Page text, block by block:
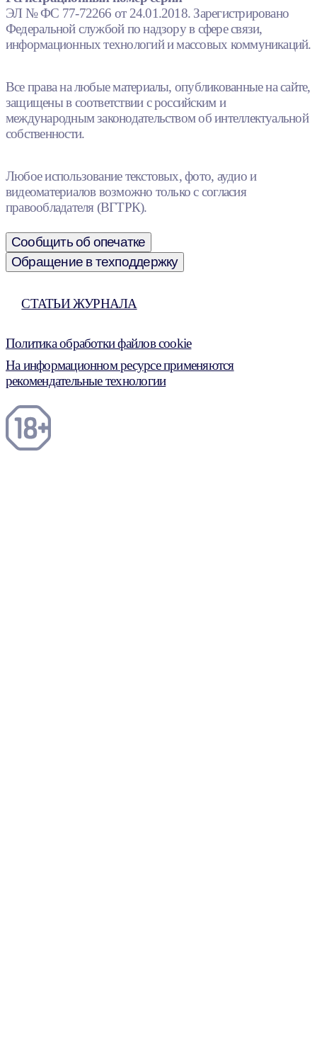
ЭЛ № ФС 77-72266 от 24.01.2018. Зарегистрировано
Федеральной службой по надзору в сфере связи,
информационных технологий и массовых коммуникаций.
Все права на любые материалы, опубликованные на сайте,
защищены в соответствии с российским и
международным законодательством об интеллектуальной
собственности.
Любое использование текстовых, фото, аудио и
видеоматериалов возможно только с согласия
правообладателя (ВГТРК).
Сообщить об опечатке
Обращение в техподдержку
СТАТЬИ ЖУРНАЛА
Политика обработки файлов cookie
На информационном ресурсе применяются
рекомендательные технологии